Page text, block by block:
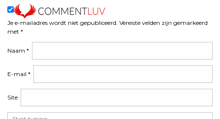
Je e-mailadres wordt niet gepubliceerd. Vereiste velden zijn gemarkeerd
met *
Naam *
E-mail *
Site